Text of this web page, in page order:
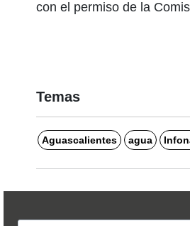
con el permiso de la
Temas
Aguascalientes agua